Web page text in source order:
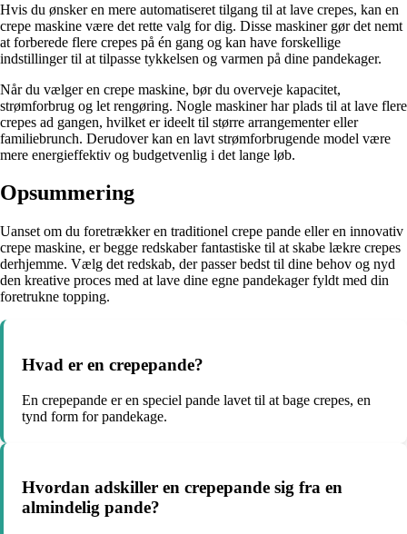
Hvis du ønsker en mere automatiseret tilgang til at lave crepes, kan en
crepe maskine være det rette valg for dig. Disse maskiner gør det nemt
at forberede flere crepes på én gang og kan have forskellige
indstillinger til at tilpasse tykkelsen og varmen på dine pandekager.
Når du vælger en crepe maskine, bør du overveje kapacitet,
strømforbrug og let rengøring. Nogle maskiner har plads til at lave flere
crepes ad gangen, hvilket er ideelt til større arrangementer eller
familiebrunch. Derudover kan en lavt strømforbrugende model være
mere energieffektiv og budgetvenlig i det lange løb.
Opsummering
Uanset om du foretrækker en traditionel crepe pande eller en innovativ
crepe maskine, er begge redskaber fantastiske til at skabe lækre crepes
derhjemme. Vælg det redskab, der passer bedst til dine behov og nyd
den kreative proces med at lave dine egne pandekager fyldt med din
foretrukne topping.
Hvad er en crepepande?
En crepepande er en speciel pande lavet til at bage crepes, en
tynd form for pandekage.
Hvordan adskiller en crepepande sig fra en
almindelig pande?